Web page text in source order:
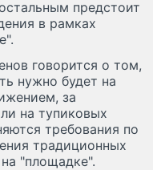
предстоит
в рамках
говорится о том,
нужно будет на
за
на тупиковых
требования по
традиционных
"площадке".